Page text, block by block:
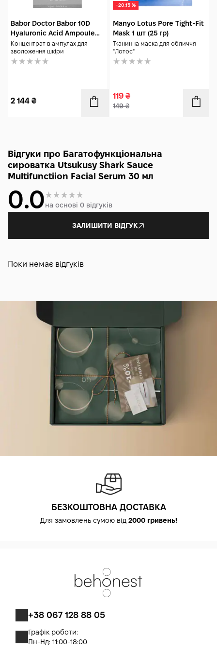
Babor Doctor Babor 10D
Hyaluronic Acid Ampoule
Serum Concentrate 7x2 мл
Концентрат в ампулах для
зволоження шкіри
2 144 ₴
-20.13 %
Manyo Lotus Pore Tight-Fit
Mask 1 шт (25 гр)
Тканинна маска для обличчя
"Лотос"
119 ₴
149₴
Відгуки про Багатофункціональна
сироватка Utsukusy Shark Sauce
Multifunctiion Facial Serum 30 мл
0.0на основі 0 відгуків
ЗАЛИШИТИ ВІДГУК
Поки немає відгуків
БЕЗКОШТОВНА ДОСТАВКА
Для замовлень сумою від 2000 гривень!
+38 067 128 88 05
Графік роботи:
Пн-Нд: 11:00-18:00